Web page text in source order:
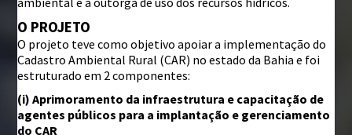
O PROJETO
O projeto teve como objetivo apoiar a implementação do
Cadastro Ambiental Rural (CAR) no estado da Bahia e foi
estruturado em 2 componentes:
(i) Aprimoramento da infraestrutura e capacitação de
agentes públicos para a implantação e gerenciamento
do CAR